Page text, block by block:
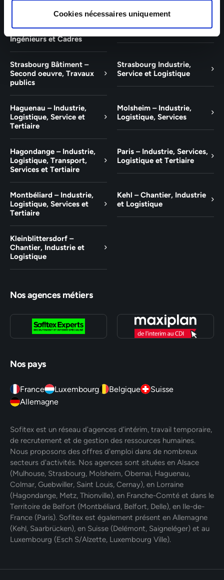
Cookies nécessaires uniquement
Tertiaire, Techniciens,
Ingénieurs et Cadres
Saint-Louis – Industrie,
Logistique, Service
Strasbourg Bâtiment –
Second oeuvre, Travaux
publics
Strasbourg Industrie,
Service et Logistique
Haguenau – Industrie,
Logistique, Service et
Tertiaire
Molsheim – Industrie,
Logistique, Services
Hagondange – Industrie,
Logistique, Transport,
Services et Tertiaire
Paris – Industrie, Services,
Logistique et Tertiaire
Montbéliard – Industrie,
Logistique, Services et
Tertiaire
Kehl – Chantier, Industrie
et Logistique
Kleinblittersdorf –
Chantier, Industrie et
Logistique
Nos agences métiers
Nos pays
France Luxembourg Belgique
Suisse
Allemagne
Sofitex est un réseau d'agences d'intérim, travail temporaire,
de recrutement et de gestion des ressources humaines.
Nous proposons des offres d'emploi dans de nombreux
secteurs d'activités. Nos agences sont situées en Alsace
(Mulhouse, Strasbourg, Molsheim, Obernai, Haguenau,
Colmar, Guebwiller, Saint Louis, Cernay), en Lorraine
(Hagondange, Metz, Thionville), en Franche-Comté et dans le
Territoire de Belfort (Montbéliard, Belfort, Delle), en Ile-de-
France (Paris). Sofitex est également présent en Allemagne
(Kehl, Saarbrücken), en Suisse (Delémont, Saigneléger) et au
Luxembourg (Esch S/Alzette, Luxembourg Ville).